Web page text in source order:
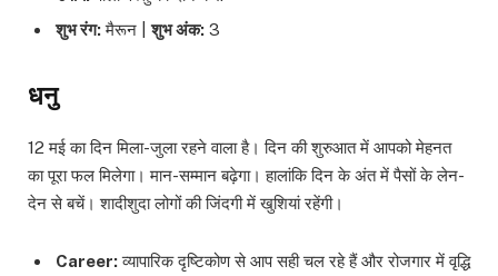
शुभ रंग:मैरून |शुभ अंक: 3
धनु
12 मई का दिन मिला-जुला रहने वाला है। दिन की शुरुआत में आपको मेहनत
का पूरा फल मिलेगा। मान-सम्मान बढ़ेगा। हालांकि दिन के अंत में पैसों के लेन-
देन से बचें। शादीशुदा लोगों की जिंदगी में खुशियां रहेंगी।
Career:व्यापारिक दृष्टिकोण से आप सही चल रहे हैं और रोजगार में वृद्धि